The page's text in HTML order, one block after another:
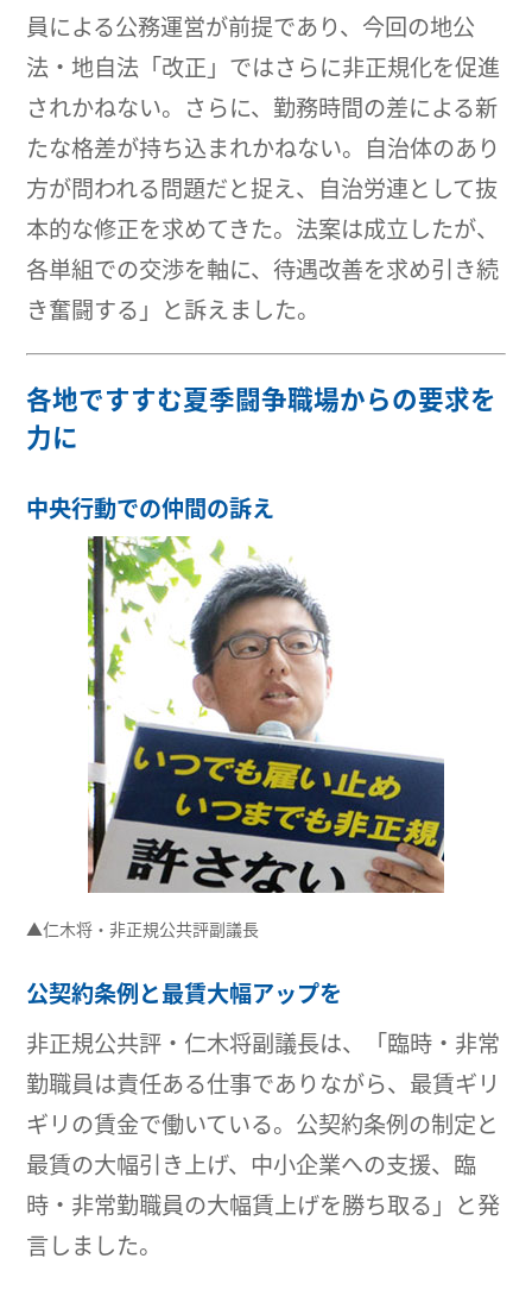
員による公務運営が前提であり、今回の地公
法・地自法「改正」ではさらに非正規化を促進
されかねない。さらに、勤務時間の差による新
たな格差が持ち込まれかねない。自治体のあり
方が問われる問題だと捉え、自治労連として抜
本的な修正を求めてきた。法案は成立したが、
各単組での交渉を軸に、待遇改善を求め引き続
き奮闘する」と訴えました。
各地ですすむ夏季闘争職場からの要求を
力に
中央行動での仲間の訴え
▲仁木将・非正規公共評副議長
公契約条例と最賃大幅アップを
非正規公共評・仁木将副議長は、「臨時・非常
勤職員は責任ある仕事でありながら、最賃ギリ
ギリの賃金で働いている。公契約条例の制定と
最賃の大幅引き上げ、中小企業への支援、臨
時・非常勤職員の大幅賃上げを勝ち取る」と発
言しました。